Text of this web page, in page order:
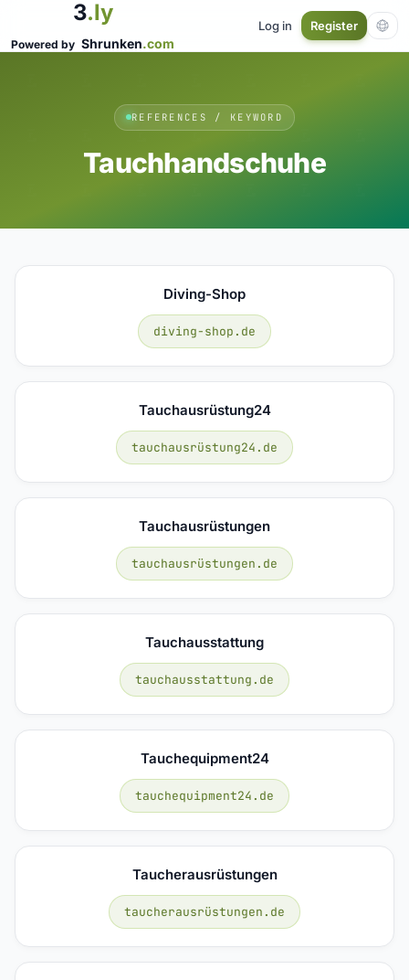
3.ly
Powered by Shrunken.com
Log in Register
REFERENCES / KEYWORD
Tauchhandschuhe
Diving-Shop
diving-shop.de
Tauchausrüstung24
tauchausrüstung24.de
Tauchausrüstungen
tauchausrüstungen.de
Tauchausstattung
tauchausstattung.de
Tauchequipment24
tauchequipment24.de
Taucherausrüstungen
taucherausrüstungen.de